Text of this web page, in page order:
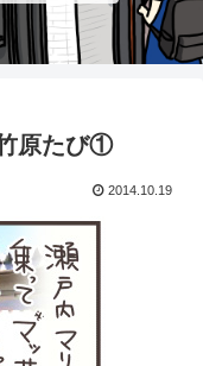
原たび①
2014.10.19